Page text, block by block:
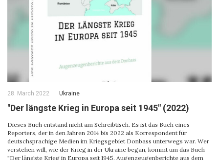
28. March 2022 Ukraine
"Der längste Krieg in Europa seit 1945" (2022)
Dieses Buch entstand nicht am Schreibtisch. Es ist das Buch eines
Reporters, der in den Jahren 2014 bis 2022 als Korrespondent für
deutschsprachige Medien im Kriegsgebiet Donbass unterwegs war. Wer
verstehen will, wie der Krieg in der Ukraine began, kommt um das Buch
"Der längste Krieg in Europa seit 1945. Augenzeugenberichte aus dem